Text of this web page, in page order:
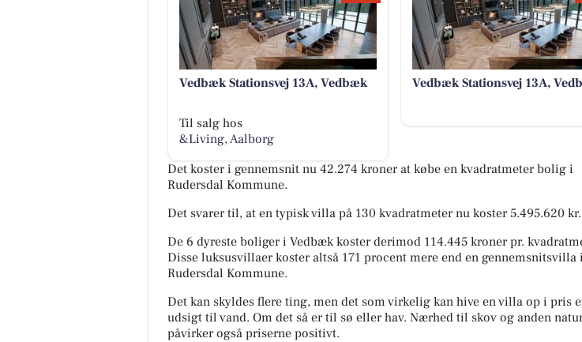
Vedbæk Stationsvej 13A, Vedbæk
Til salg hos
&Living, Aalborg
Vedbæk Stationsvej 13A,
Det koster i gennemsnit nu 42.274 kroner at købe en kvadratmeter bolig i
Rudersdal Kommune.
Det svarer til, at en typisk villa på 130 kvadratmeter nu koster 5.495.620 kr.
De 6 dyreste boliger i Vedbæk koster derimod 114.445 kroner pr.
Disse luksusvillaer koster altså 171 procent mere end en gennemsnitsvilla i
Rudersdal Kommune.
Det kan skyldes flere ting, men det som virkelig kan hive en villa op i pris
udsigt til vand. Om det så er til sø eller hav. Nærhed til skov og anden
påvirker også priserne positivt.